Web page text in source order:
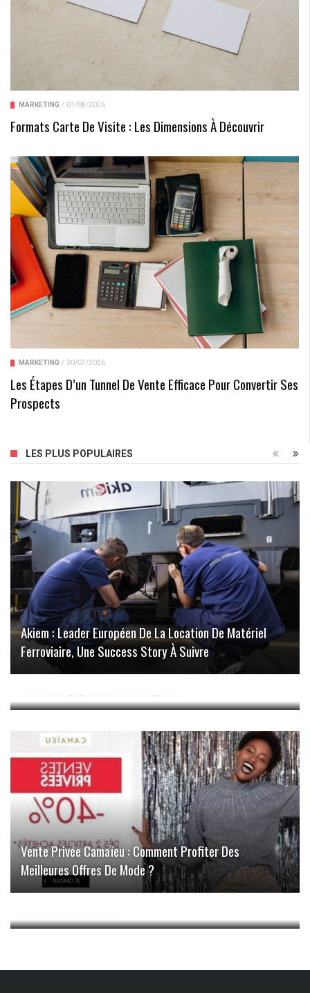
MARKETING / 01/08/2026
Formats Carte De Visite : Les Dimensions À Découvrir
MARKETING / 30/07/2026
Les Étapes D’un Tunnel De Vente Efficace Pour Convertir Ses
Prospects
LES PLUS POPULAIRES
Akiem : Leader Européen De La Location De Matériel
Ferroviaire, Une Success Story À Suivre
Yakaequiper: Avis Et Recommandations Pour Choisir Le
Vente Privée Camaïeu : Comment Profiter Des
Meilleures Offres De Mode ?
Comment Fidéliser Et Engager Vos Fans Grâce À Des